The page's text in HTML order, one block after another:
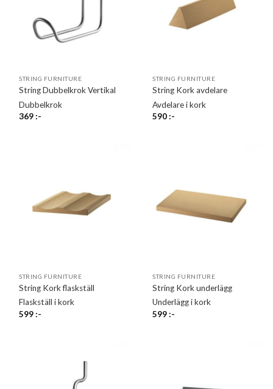
STRING FURNITURE
String Dubbelkrok Vertikal
Dubbelkrok
369:-
STRING FURNITURE
String Kork avdelare
Avdelare i kork
590:-
STRING FURNITURE
String Kork flaskställ
Flaskställ i kork
599:-
STRING FURNITURE
String Kork underlägg
Underlägg i kork
599:-